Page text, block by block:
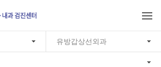
유방갑상선외과